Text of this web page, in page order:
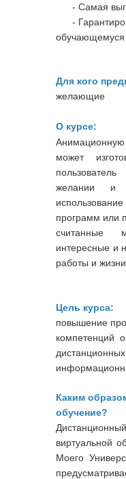
- Самая
-
обучающемуся
Для кого
желающие
О курсе:
может
желании и
программ или
считанные
интересные и
работы и жизни
Цель курса:
повышение
компетенций
Каким
обучение?
виртуальной
Моего